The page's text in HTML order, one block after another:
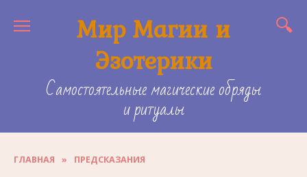
Мир Магии и
Эзотерики
Самостоятельные магические обряды
и ритуалы
ГЛАВНАЯ » ПРЕДСКАЗАНИЯ